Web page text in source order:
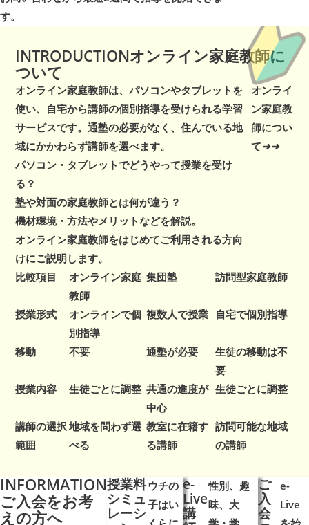
す。
INTRODUCTIONオンライン家庭教師に
ついて
オンライン家庭教師は、パソコンやタブレットを
使い、自宅から講師の個別指導を受けられる学習
サービスです。通塾の必要がなく、住んでいる地
域にかかわらず講師を選べます。
パソコン・タブレットでどうやって授業を受け
る？
塾や対面の家庭教師とは何が違う？
機材環境・方法やメリットなどを解説。
オンライン家庭教師をはじめてご利用される方向
けにご説明します。
オンライ
ン家庭教
師につい
て➜➜
比較項目
オンライン家庭
教師
集団塾 訪問型家庭教師
授業形式
オンラインで個
別指導
複数人で授業 自宅で個別指導
移動 不要 通塾が必要
生徒の移動は不
要
授業内容
生徒ごとに調整 共通の進度が
中心
生徒ごとに調整
講師の選択
範囲
地域を問わず選
べる
教室に在籍す
る講師
訪問可能な地域
の講師
INFORMATION
ご入会をお考
えの方へ
授業料
シミュ
レーシ
ウチの
子はい
e-
Live
講
性別、趣
味、大
ご
入
会
e-
Live